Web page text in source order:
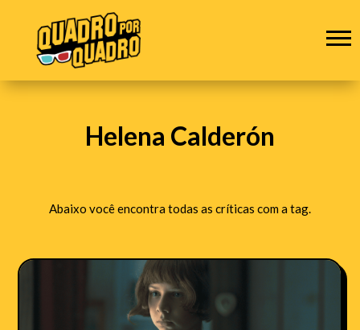
Helena Calderón
Abaixo você encontra todas as críticas com a tag.